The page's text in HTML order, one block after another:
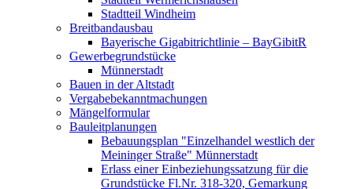
Stadtteil Windheim
Breitbandausbau
Bayerische Gigabitrichtlinie – BayGibitR
Gewerbegrundstücke
Münnerstadt
Bauen in der Altstadt
Vergabebekanntmachungen
Mängelformular
Bauleitplanungen
Bebauungsplan "Einzelhandel westlich der
Meininger Straße" Münnerstadt
Erlass einer Einbeziehungssatzung für die
Grundstücke Fl.Nr. 318-320, Gemarkung